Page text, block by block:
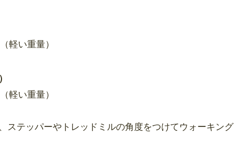
軽い重量）
軽い重量）
ステッパーやトレッドミルの角度をつけてウォーキング